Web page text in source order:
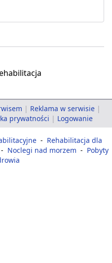
| Reklama w serwisie |
prywatności | Logowanie
- Rehabilitacja dla
- Noclegi nad morzem - Pobyty